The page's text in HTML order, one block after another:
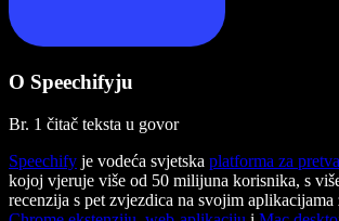
O Speechifyju
Br. 1 čitač teksta u govor
Speechify je vodeća svjetska platforma za
kojoj vjeruje više od 50 milijuna korisnika, s
recenzija s pet zvjezdica na svojim aplikacijama